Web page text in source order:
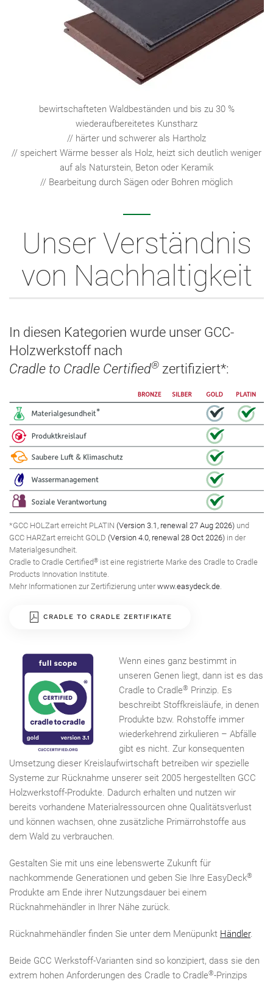
bewirtschafteten Waldbeständen und bis zu 30 %
wiederaufbereitetes Kunstharz
// härter und schwerer als Hartholz
// speichert Wärme besser als Holz, heizt sich deutlich weniger
auf als Naturstein, Beton oder Keramik
// Bearbeitung durch Sägen oder Bohren möglich
Unser Verständnis
von Nachhaltigkeit
In diesen Kategorien wurde unser GCC-
Holzwerkstoff nach
Cradle to Cradle Certified® zertifiziert*:
*GCC HOLZart erreicht PLATIN (Version 3.1, renewal 27 Aug 2026) und
GCC HARZart erreicht GOLD (Version 4.0, renewal 28 Oct 2026) in der
Materialgesundheit.
Cradle to Cradle Certified® ist eine registrierte Marke des Cradle to Cradle
Products Innovation Institute.
Mehr Informationen zur Zertiﬁzierung unterwww.easydeck.de.
CRADLE TO CRADLE ZERTIFIKATE
Wenn eines ganz bestimmt in
unseren Genen liegt, dann ist es das
Cradle to Cradle® Prinzip. Es
beschreibt Stoffkreisläufe, in denen
Produkte bzw. Rohstoffe immer
wiederkehrend zirkulieren – Abfälle
gibt es nicht. Zur konsequenten
Umsetzung dieser Kreislaufwirtschaft betreiben wir spezielle
Systeme zur Rücknahme unserer seit 2005 hergestellten GCC
Holzwerkstoff-Produkte. Dadurch erhalten und nutzen wir
bereits vorhandene Materialressourcen ohne Qualitätsverlust
und können wachsen, ohne zusätzliche Primärrohstoffe aus
dem Wald zu verbrauchen.
Gestalten Sie mit uns eine lebenswerte Zukunft für
nachkommende Generationen und geben Sie Ihre EasyDeck®
Produkte am Ende ihrer Nutzungsdauer bei einem
Rücknahmehändler in Ihrer Nähe zurück.
Rücknahmehändler finden Sie unter dem Menüpunkt Händler.
Beide GCC Werkstoff-Varianten sind so konzipiert, dass sie den
extrem hohen Anforderungen des Cradle to Cradle®-Prinzips